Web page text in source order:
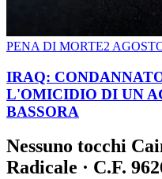
PENA DI MORTE2
IRAQ:
L'OMICIDIO DI UN
BASSORA
Nessuno tocchi
Radicale · C.F.